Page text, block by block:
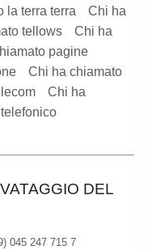
la terra terra
Chi ha
tellows
Chi ha
pagine
Chi ha chiamato
Chi ha
DEL
045 247 715 7